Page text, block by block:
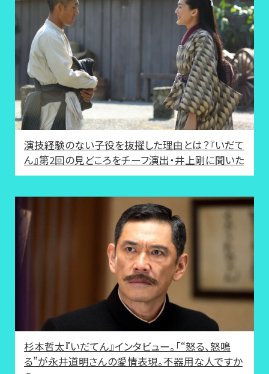
演技経験のない子役を抜擢した理由とは？『いだて
ん』第2回の見どころをチーフ演出・井上剛に聞いた
杉本哲太『いだてん』インタビュー。「“怒る、怒鳴
る”が永井道明さんの愛情表現。不器用な人ですか